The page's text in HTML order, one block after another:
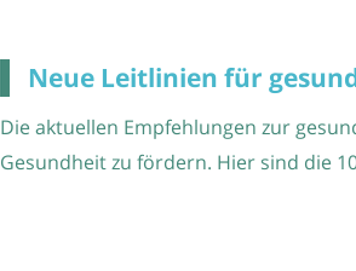
Neue Leitlinien für
Die aktuellen Empfehlungen zur
Gesundheit zu fördern. Hier sind die